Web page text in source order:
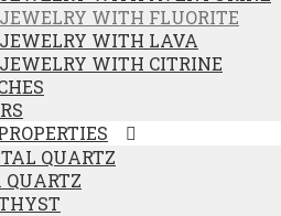
JEWELRY WITH FLUORITE
JEWELRY WITH LAVA
JEWELRY WITH CITRINE
QUARTZ